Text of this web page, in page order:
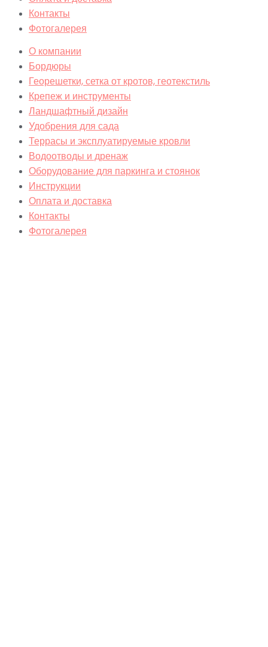
Контакты
Фотогалерея
О компании
Бордюры
Георешетки, сетка от кротов, геотекстиль
Крепеж и инструменты
Ландшафтный дизайн
Удобрения для сада
Террасы и эксплуатируемые кровли
Водоотводы и дренаж
Оборудование для паркинга и стоянок
Инструкции
Оплата и доставка
Контакты
Фотогалерея